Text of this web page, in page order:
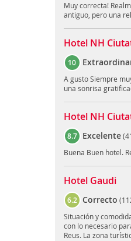
Muy correcta!
antiguo, pero una
Hotel NH
10
A gusto Siempre
una sonrisa
Hotel NH
8.7 Excelente(
Buena Buen hotel.
Hotel Gaudi
6.2 Correcto (
Situación y
con lo necesario
Reus. La zona